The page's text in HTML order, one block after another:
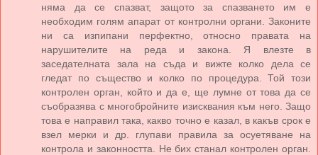
няма да се спазват, защото за спазването им е
необходим голям апарат от контролни органи. Законите
ни са изпипани перфектно, относно правата на
нарушителите на реда и закона. Я влезте в
заседателната зала на съда и вижте колко дела се
гледат по същество и колко по процедура. Той този
контролен орган, който и да е, ще лумне от това да се
съобразява с многобройните изисквания към него. Защо
това е направил така, какво точно е казал, в какъв срок е
взел мерки и др. глупави правила за осуетяване на
контрола и законността. Не бих станал контролен орган.